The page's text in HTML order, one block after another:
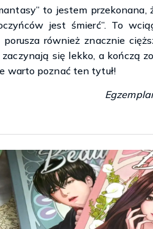
to jestem
jest śmierć”. To
również znacznie
się lekko, a kończą
warto poznać ten tytuł!